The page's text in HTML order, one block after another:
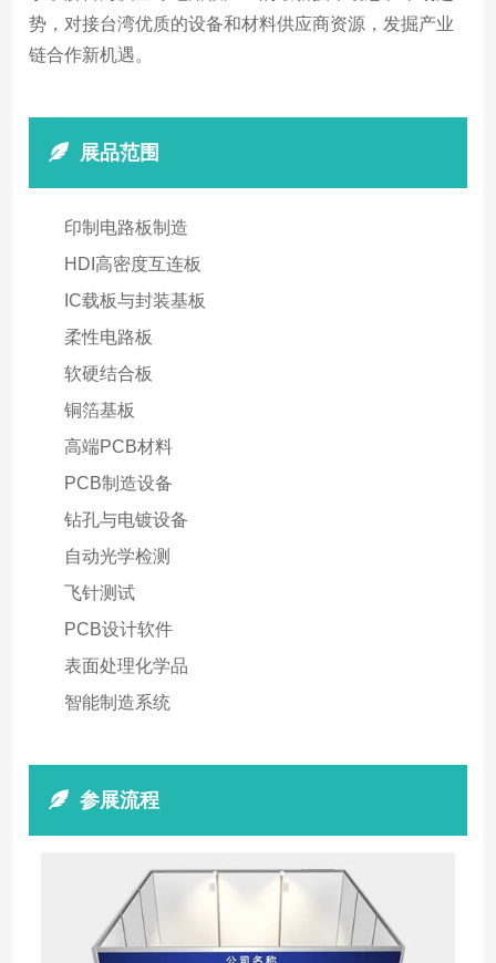
势，对接台湾优质的设备和材料供应商资源，发掘产业
链合作新机遇。
展品范围
印制电路板制造
HDI高密度互连板
IC载板与封装基板
柔性电路板
软硬结合板
铜箔基板
高端PCB材料
PCB制造设备
钻孔与电镀设备
自动光学检测
飞针测试
PCB设计软件
表面处理化学品
智能制造系统
参展流程